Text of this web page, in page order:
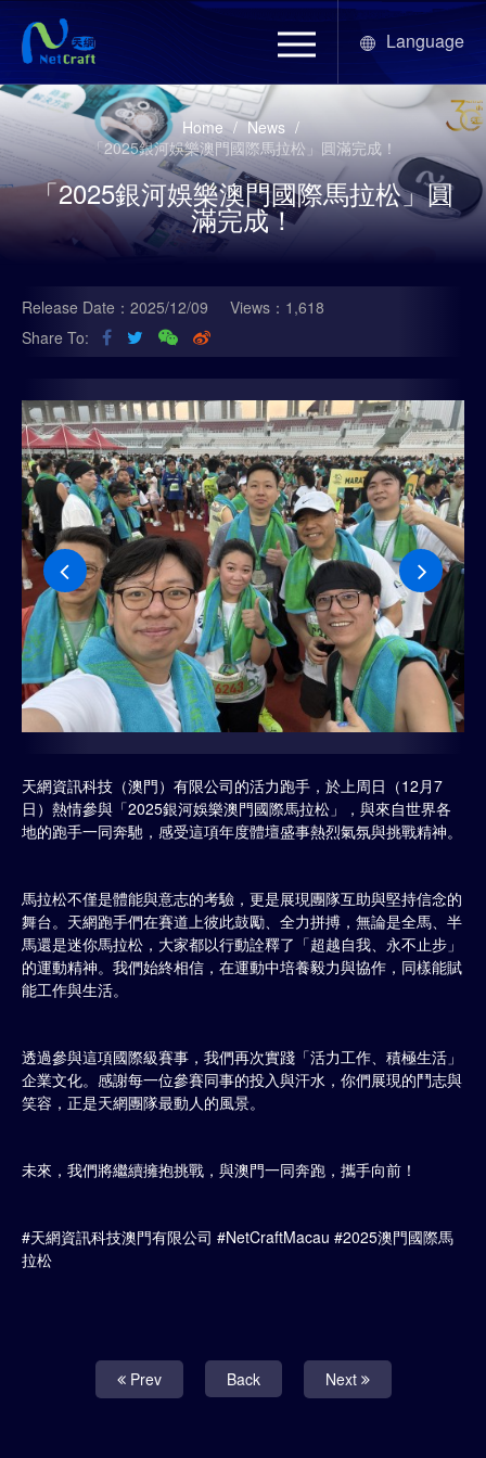
Language
Home / News /
「2025銀河娛樂澳門國際馬拉松」圓滿完成！
「2025銀河娛樂澳門國際馬拉松」圓
滿完成！
Release Date：2025/12/09
Views：1,618
Share To:
天網資訊科技（澳門）有限公司的活力跑手，於上周日（12月7
日）熱情參與「2025銀河娛樂澳門國際馬拉松」，與來自世界各
地的跑手一同奔馳，感受這項年度體壇盛事熱烈氣氛與挑戰精神。
馬拉松不僅是體能與意志的考驗，更是展現團隊互助與堅持信念的
舞台。天網跑手們在賽道上彼此鼓勵、全力拼搏，無論是全馬、半
馬還是迷你馬拉松，大家都以行動詮釋了「超越自我、永不止步」
的運動精神。我們始終相信，在運動中培養毅力與協作，同樣能賦
能工作與生活。
透過參與這項國際級賽事，我們再次實踐「活力工作、積極生活」
企業文化。感謝每一位參賽同事的投入與汗水，你們展現的鬥志與
笑容，正是天網團隊最動人的風景。
未來，我們將繼續擁抱挑戰，與澳門一同奔跑，攜手向前！
#天網資訊科技澳門有限公司 #NetCraftMacau #2025澳門國際馬
拉松
Prev Back Next